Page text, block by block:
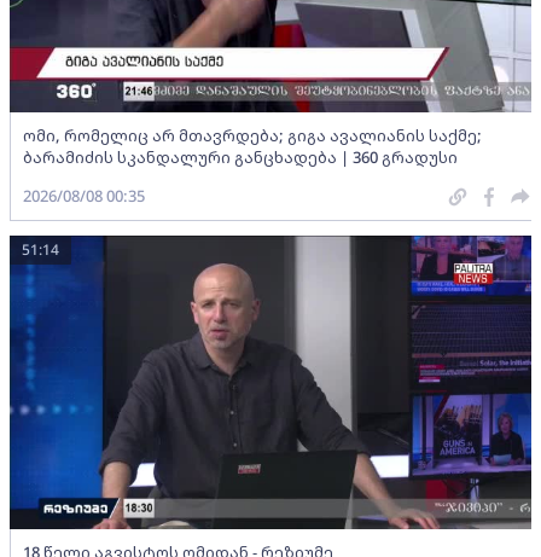
ომი, რომელიც არ მთავრდება; გიგა ავალიანის საქმე;
ბარამიძის სკანდალური განცხადება | 360 გრადუსი
2026/08/08 00:35
18 წელი აგვისტოს ომიდან - რეზიუმე
51:14